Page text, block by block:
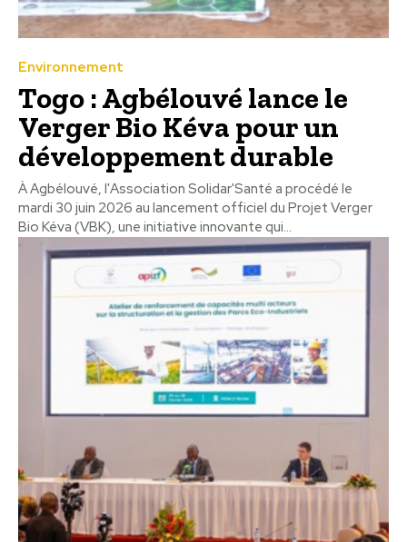
Environnement
Togo : Agbélouvé lance le
Verger Bio Kéva pour un
développement durable
À Agbélouvé, l'Association Solidar'Santé a procédé le
mardi 30 juin 2026 au lancement officiel du Projet Verger
Bio Kéva (VBK), une initiative innovante qui...